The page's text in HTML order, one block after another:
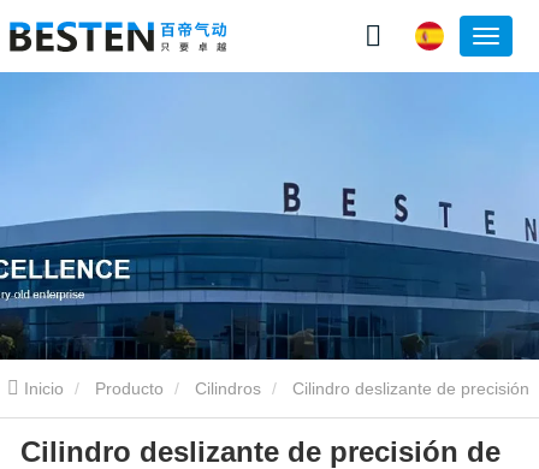
Inicio Producto Cilindros
de dos ejes HLQ
Cilindro deslizante de precisión de